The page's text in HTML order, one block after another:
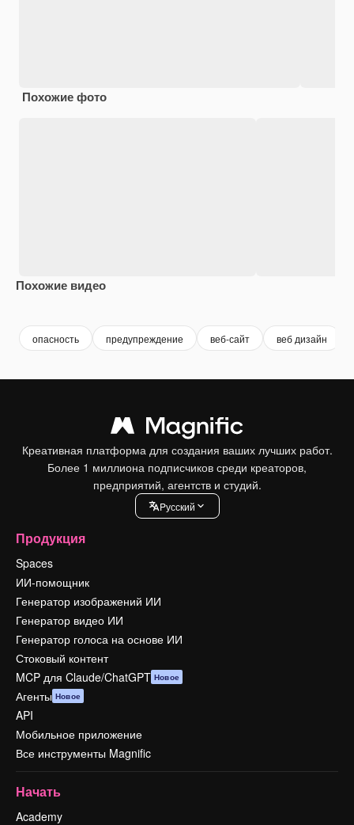
Похожие фото
Похожие видео
опасность предупреждение веб-сайт веб дизайн
Креативная платформа для создания ваших лучших работ.
Более 1 миллиона подписчиков среди креаторов,
предприятий, агентств и студий.
Pусский
Продукция
Spaces
ИИ-помощник
Генератор изображений ИИ
Генератор видео ИИ
Генератор голоса на основе ИИ
Стоковый контент
MCP для Claude/ChatGPT Новое
Агенты Новое
API
Мобильное приложение
Все инструменты Magnific
Начать
Academy